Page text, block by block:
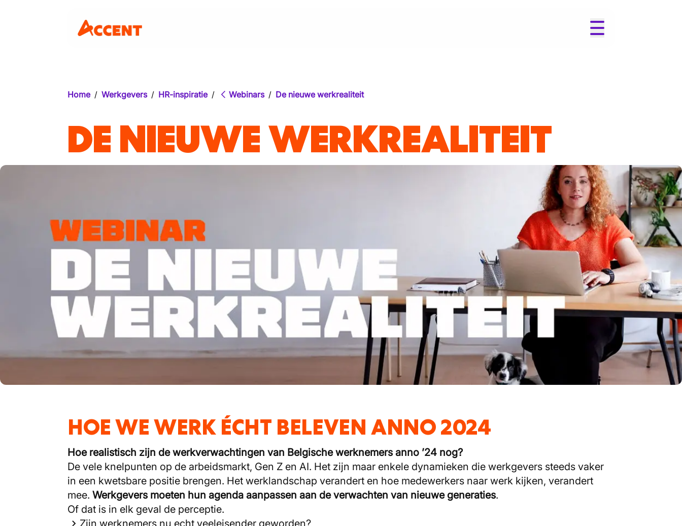
Home / Werkgevers / HR-inspiratie / Webinars / De nieuwe werkrealiteit
DE NIEUWE WERKREALITEIT
HOE WE WERK ÉCHT BELEVEN ANNO 2024
Hoe realistisch zijn de werkverwachtingen van Belgische werknemers anno ’24 nog?
De vele knelpunten op de arbeidsmarkt, Gen Z en AI. Het zijn maar enkele dynamieken die werkgevers steeds vaker
in een kwetsbare positie brengen. Het werklandschap verandert en hoe medewerkers naar werk kijken, verandert
mee. Werkgevers moeten hun agenda aanpassen aan de verwachten van nieuwe generaties.
Of dat is in elk geval de perceptie.